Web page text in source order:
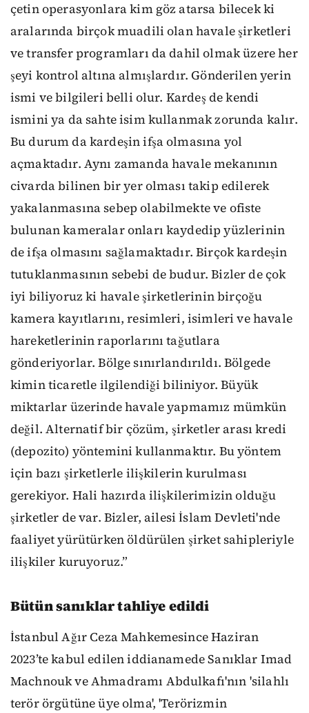
çetin operasyonlara kim göz atarsa bilecek ki
aralarında birçok muadili olan havale şirketleri
ve transfer programları da dahil olmak üzere her
şeyi kontrol altına almışlardır. Gönderilen yerin
ismi ve bilgileri belli olur. Kardeş de kendi
ismini ya da sahte isim kullanmak zorunda kalır.
Bu durum da kardeşin ifşa olmasına yol
açmaktadır. Aynı zamanda havale mekanının
civarda bilinen bir yer olması takip edilerek
yakalanmasına sebep olabilmekte ve ofiste
bulunan kameralar onları kaydedip yüzlerinin
de ifşa olmasını sağlamaktadır. Birçok kardeşin
tutuklanmasının sebebi de budur. Bizler de çok
iyi biliyoruz ki havale şirketlerinin birçoğu
kamera kayıtlarını, resimleri, isimleri ve havale
hareketlerinin raporlarını tağutlara
gönderiyorlar. Bölge sınırlandırıldı. Bölgede
kimin ticaretle ilgilendiği biliniyor. Büyük
miktarlar üzerinde havale yapmamız mümkün
değil. Alternatif bir çözüm, şirketler arası kredi
(depozito) yöntemini kullanmaktır. Bu yöntem
için bazı şirketlerle ilişkilerin kurulması
gerekiyor. Hali hazırda ilişkilerimizin olduğu
şirketler de var. Bizler, ailesi İslam Devleti'nde
faaliyet yürütürken öldürülen şirket sahipleriyle
ilişkiler kuruyoruz.”
Bütün sanıklar tahliye edildi
İstanbul Ağır Ceza Mahkemesince Haziran
2023’te kabul edilen iddianamede Sanıklar Imad
Machnouk ve Ahmadramı Abdulkafı'nın 'silahlı
terör örgütüne üye olma', 'Terörizmin